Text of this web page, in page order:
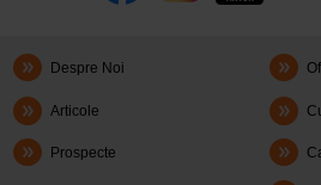
Despre Noi
Articole
Prospecte